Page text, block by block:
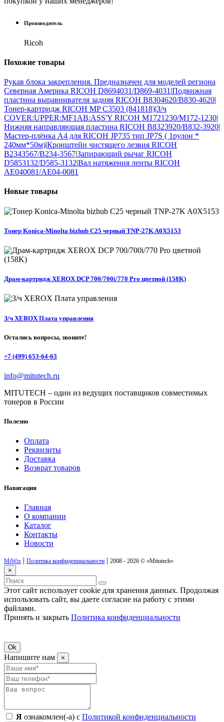
Производитель
Ricoh
Похожие товары
Рукав блока закрепления. Предназначен для моделей региона
Северная Америка RICOH D8694031/D869-4031 |Подвижная
пластина выравнивателя задняя RICOH B8304620/B830-4620|
Тонер-картридж RICOH MP C3503 (841818)|З/ч
COVER:UPPER:MF1AB:ASS'Y RICOH M1721230/M172-1230|
Нижняя направляющая пластина RICOH B8323920/B832-3920|
Мастер-плёнка A4 для RICOH JP735 тип JP7S ( 1рулон *
240мм*50м)|Кронштейн чистящего лезвия RICOH
B2343567/B234-3567|Запирающий рычаг RICOH
D5853132/D585-3132|Вал натяжения ленты RICOH
AE040081/AE04-0081
Новые товары
Тонер Konica-Minolta bizhub C25 черный TNP-27K A0X5153
Драм-картридж XEROX DCP 700/700i/770 Pro цветной (158K)
З/ч XEROX Плата управления
Остались вопросы, звоните!
+7 (499) 653-64-63
info@mitutech.ru
MITUTECH – один из ведущих поставщиков совместимых
тонеров в России
Полезно
Оплата
Реквизиты
Доставка
Возврат товаров
Навигация
Главная
О компании
Каталог
Контакты
Новости
MiWix | Политика конфиденциальности | 2008 - 2026 © «Mitutech»
×
Этот сайт использует cookie для хранения данных. Продолжая
использовать сайт, вы даете согласие на работу с этими
файлами.
Принять и закрыть Политика конфиденциальности
Ok
Напишите нам ×
Я ознакомлен(-а) с Политикой конфиденциальности